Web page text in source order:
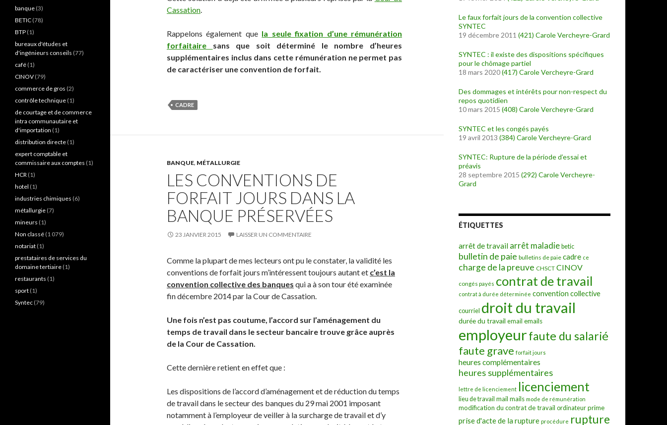
Cassation.
Rappelons également que la seule fixation d’une rémunération
forfaitaire sans que soit déterminé le nombre d’heures
supplémentaires inclus dans cette rémunération ne permet pas
de caractériser une convention de forfait.
CADRE
BANQUE, MÉTALLURGIE
LES CONVENTIONS DE
FORFAIT JOURS DANS LA
BANQUE PRÉSERVÉES
23 JANVIER 2015 LAISSER UN COMMENTAIRE
Comme la plupart de mes lecteurs ont pu le constater, la validité les
conventions de forfait jours m’intéressent toujours autant et c’est la
convention collective des banques qui a à son tour été examinée
fin décembre 2014 par la Cour de Cassation.
Une fois n’est pas coutume, l’accord sur l’aménagement du
temps de travail dans le secteur bancaire trouve grâce auprès
de la Cour de Cassation.
Cette dernière retient en effet que :
Les dispositions de l’accord d’aménagement et de réduction du temps
de travail dans le secteur des banques du 29 mai 2001 imposant
notamment à l’employeur de veiller à la surcharge de travail et d’y
Le faux forfait jours de la convention collective
SYNTEC
19 décembre 2011 (421) Carole Vercheyre-Grard
SYNTEC : il existe des dispositions spécifiques
pour le chômage partiel
18 mars 2020(417) Carole Vercheyre-Grard
Des dommages et intérêts pour non-respect du
repos quotidien
10 mars 2015 (408) Carole Vercheyre-Grard
SYNTEC et les congés payés
19 avril 2013 (384) Carole Vercheyre-Grard
SYNTEC: Rupture de la période d’essai et
préavis
28 septembre 2015 (292) Carole Vercheyre-
Grard
ÉTIQUETTES
arrêt de travail arrêt maladie betic
bulletin de paie bulletins de paie cadre ce
charge de la preuve CHSCT CINOV
congés payés contrat de travail
contrat à durée déterminée convention collective
courriel droit du travail
durée du travail email emails
employeurfaute du salarié
faute grave forfait jours
heures complémentaires
heures supplémentaires
lettre de licenciement licenciement
lieu de travail mail mails mode de rémunération
modification du contrat de travail ordinateur prime
prise d'acte de la rupture procédure rupture
banque (3)
BETIC (78)
BTP (1)
bureaux d'études et
d'ingénieurs conseils (77)
café (1)
CINOV (79)
commerce de gros (2)
contrôle technique (1)
de courtage et de commerce
intra communautaire et
d'importation (1)
distribution directe (1)
expert comptable et
commissaire aux comptes (1)
HCR (1)
hotel (1)
industries chimiques (6)
métallurgie (7)
mineurs (1)
Non classé (1 079)
notariat (1)
prestataires de services du
domaine tertiaire (1)
restaurants (1)
sport (1)
Syntec (79)